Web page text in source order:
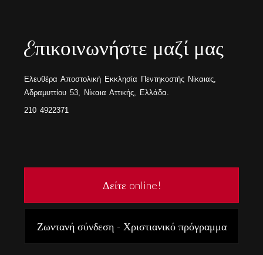
Eπικοινωνήστε μαζί μας
Ελευθέρα Αποστολική Εκκλησία Πεντηκοστής Νίκαιας,
Αδραμυττίου 53, Νίκαια Αττικής, Ελλάδα.
210 4922371
Δείτε online!
Ζωντανή σύνδεση - Χριστιανικό πρόγραμμα